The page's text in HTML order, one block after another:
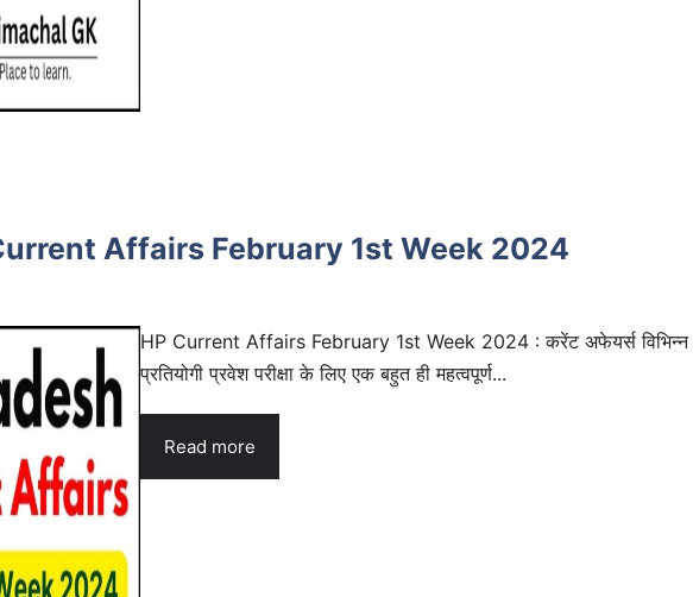
Affairs February 1st Week 2024
HP Current Affairs February 1st Week 2024 : करेंट अफेयर्स विभिन्न
प्रतियोगी प्रवेश परीक्षा के लिए एक बहुत ही महत्वपूर्ण...
Read more